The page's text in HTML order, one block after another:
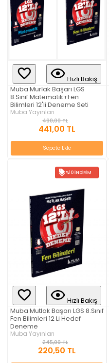
Hızlı Bakış
Muba Murlak Başarı LGS
8.Sınıf Matematik+Fen
Bilimleri 12'li Deneme Seti
Muba Yayınları
490,00 TL
441,00 TL
Sepete Ekle
%10 İNDIRIM
Hızlı Bakış
Muba Mutlak Başarı LGS 8.Sınıf
Fen Bilimleri 12 Li Hedef
Deneme
Muba Yayınları
245,00 TL
220,50 TL